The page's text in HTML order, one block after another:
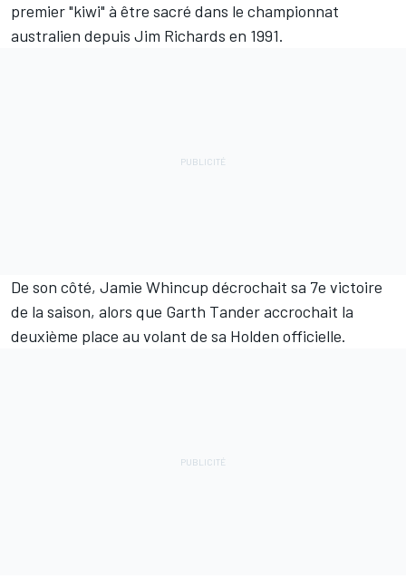
premier "kiwi" à être sacré dans le championnat
australien depuis Jim Richards en 1991.
De son côté, Jamie Whincup décrochait sa 7e victoire
de la saison, alors que Garth Tander accrochait la
deuxième place au volant de sa Holden officielle.